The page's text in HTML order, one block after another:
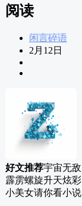
阅读
闲言碎语
2月12日
好文推荐宇宙无敌
霹雳螺旋升天炫彩
小美女请你看小说